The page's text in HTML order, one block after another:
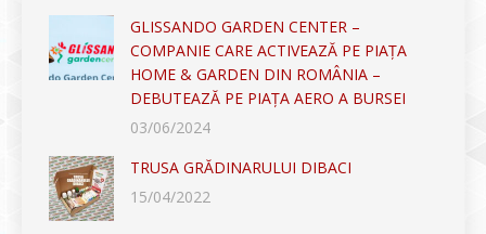
GLISSANDO GARDEN CENTER –
COMPANIE CARE ACTIVEAZĂ PE PIAȚA
HOME & GARDEN DIN ROMÂNIA –
DEBUTEAZĂ PE PIAȚA AERO A BURSEI
03/06/2024
TRUSA GRĂDINARULUI DIBACI
15/04/2022